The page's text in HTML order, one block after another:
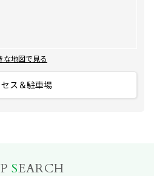
な地図で見る
ス＆駐車場
SEARCH